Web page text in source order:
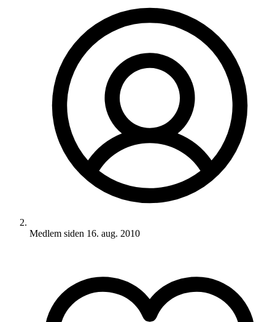
Medlem siden 16. aug. 2010